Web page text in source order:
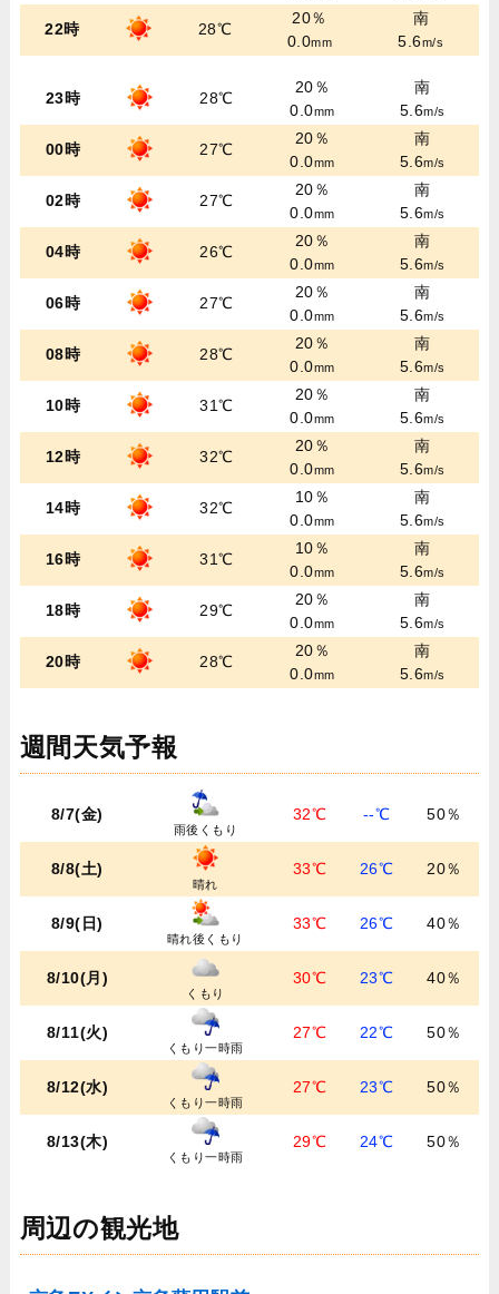
22時 28℃
20％
0.0mm
南
5.6m/s
23時 28℃
20％
0.0mm
南
5.6m/s
00時 27℃
20％
0.0mm
南
5.6m/s
02時 27℃
20％
0.0mm
南
5.6m/s
04時 26℃
20％
0.0mm
南
5.6m/s
06時 27℃
20％
0.0mm
南
5.6m/s
08時 28℃
20％
0.0mm
南
5.6m/s
10時 31℃
20％
0.0mm
南
5.6m/s
12時 32℃
20％
0.0mm
南
5.6m/s
14時 32℃
10％
0.0mm
南
5.6m/s
16時 31℃
10％
0.0mm
南
5.6m/s
18時 29℃
20％
0.0mm
南
5.6m/s
20時 28℃
20％
0.0mm
南
5.6m/s
週間天気予報
8/7(金)
雨後くもり
32℃ --℃ 50％
8/8(土)
晴れ
33℃ 26℃ 20％
8/9(日)
晴れ後くもり
33℃ 26℃ 40％
8/10(月)
くもり
30℃ 23℃ 40％
8/11(火)
くもり一時雨
27℃ 22℃ 50％
8/12(水)
くもり一時雨
27℃ 23℃ 50％
8/13(木)
くもり一時雨
29℃ 24℃ 50％
周辺の観光地